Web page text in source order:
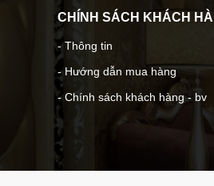
CHÍNH SÁCH KHÁCH
- Thông tin
- Hướng dẫn mua hàng
- Chính sách khách hàng - bv